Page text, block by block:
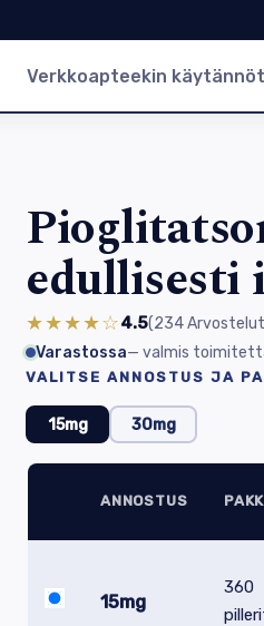
Verkkoapteekin käytännöt
edullisesti
★★★★☆4.5(234Arvostelut
Varastossa— valmis
VALITSE ANNOSTUS JA
15mg 30mg
ANNOSTUS
15mg
360